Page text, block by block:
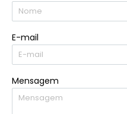
E-mail
Mensagem